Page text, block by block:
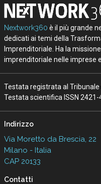
Nextwork360 è il più grande
dedicati ai temi della
Imprenditoriale. Ha la
imprenditoriale nelle imprese
Testata registrata al
Testata scientifica ISSN 2421-
Indirizzo
Via Moretto da Brescia, 22
Milano - Italia
CAP 20133
Contatti